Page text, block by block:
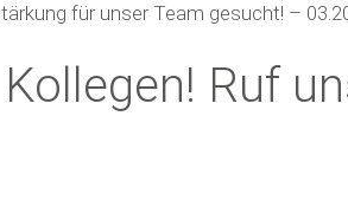
für unser Team gesucht! –
Ruf